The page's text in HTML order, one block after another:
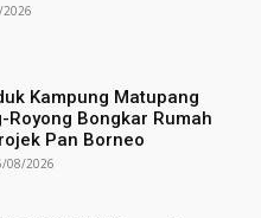
Kampung Matupang
Royong Bongkar Rumah
Pan Borneo
08/2026